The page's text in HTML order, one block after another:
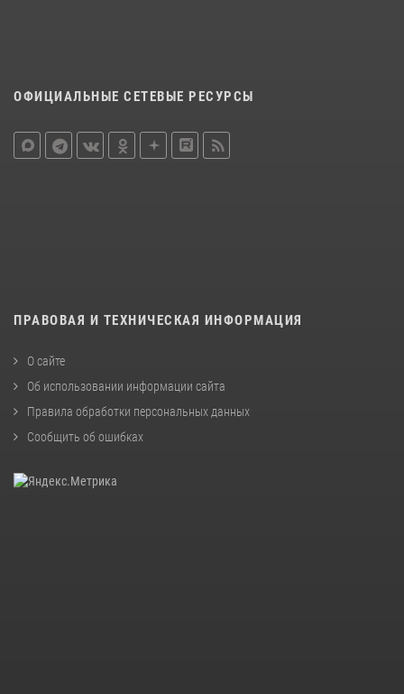
ОФИЦИАЛЬНЫЕ СЕТЕВЫЕ РЕСУРСЫ
ПРАВОВАЯ И ТЕХНИЧЕСКАЯ ИНФОРМАЦИЯ
О сайте
Об использовании информации сайта
Правила обработки персональных данных
Сообщить об ошибках